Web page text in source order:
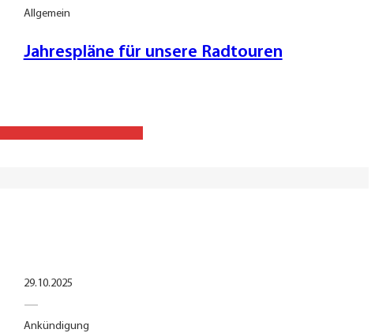
Allgemein
Jahrespläne für unsere Radtouren
29.10.2025
—
Ankündigung